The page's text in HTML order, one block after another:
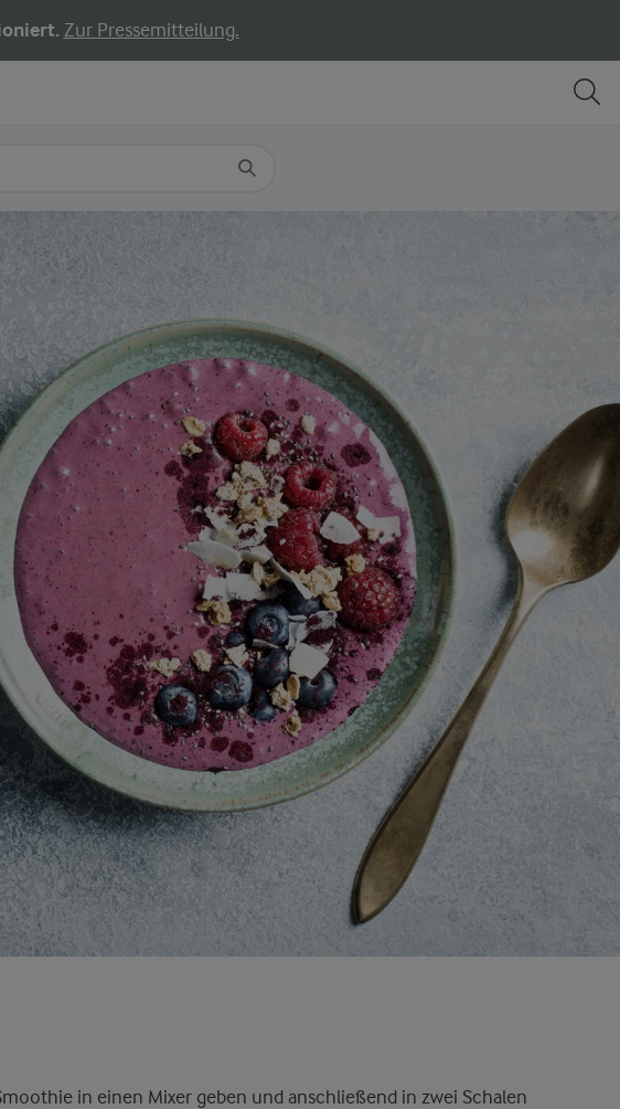
Zur Pressemitteilung.
in einen Mixer geben und anschließend in zwei Schalen